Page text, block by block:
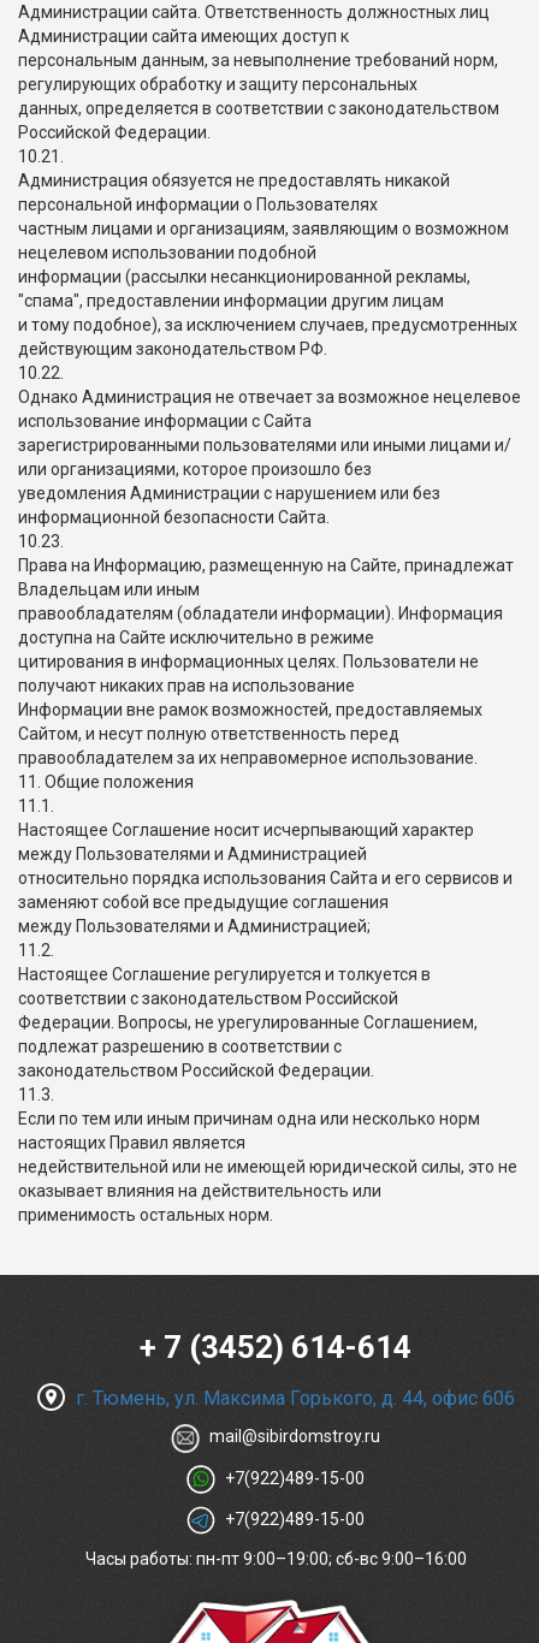
Администрации сайта. Ответственность должностных лиц
Администрации сайта имеющих доступ к
персональным данным, за невыполнение требований норм,
регулирующих обработку и защиту персональных
данных, определяется в соответствии с законодательством
Российской Федерации.
10.21.
Администрация обязуется не предоставлять никакой
персональной информации о Пользователях
частным лицами и организациям, заявляющим о возможном
нецелевом использовании подобной
информации (рассылки несанкционированной рекламы,
"спама", предоставлении информации другим лицам
и тому подобное), за исключением случаев, предусмотренных
действующим законодательством РФ.
10.22.
Однако Администрация не отвечает за возможное нецелевое
использование информации с Сайта
зарегистрированными пользователями или иными лицами и/
или организациями, которое произошло без
уведомления Администрации с нарушением или без
информационной безопасности Сайта.
10.23.
Права на Информацию, размещенную на Сайте, принадлежат
Владельцам или иным
правообладателям (обладатели информации). Информация
доступна на Сайте исключительно в режиме
цитирования в информационных целях. Пользователи не
получают никаких прав на использование
Информации вне рамок возможностей, предоставляемых
Сайтом, и несут полную ответственность перед
правообладателем за их неправомерное использование.
11. Общие положения
11.1.
Настоящее Соглашение носит исчерпывающий характер
между Пользователями и Администрацией
относительно порядка использования Сайта и его сервисов и
заменяют собой все предыдущие соглашения
между Пользователями и Администрацией;
11.2.
Настоящее Соглашение регулируется и толкуется в
соответствии с законодательством Российской
Федерации. Вопросы, не урегулированные Соглашением,
подлежат разрешению в соответствии с
законодательством Российской Федерации.
11.3.
Если по тем или иным причинам одна или несколько норм
настоящих Правил является
недействительной или не имеющей юридической силы, это не
оказывает влияния на действительность или
применимость остальных норм.
+ 7 (3452) 614-614
г. Тюмень, ул. Максима Горького, д. 44, офис 606
mail@sibirdomstroy.ru
+7(922)489-15-00
+7(922)489-15-00
Часы работы: пн-пт 9:00–19:00; сб-вс 9:00–16:00